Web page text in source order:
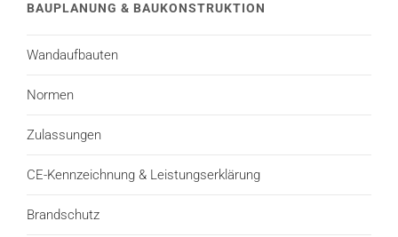
BAUPLANUNG & BAUKONSTRUKTION
Wandaufbauten
Normen
Zulassungen
CE-Kennzeichnung & Leistungserklärung
Brandschutz